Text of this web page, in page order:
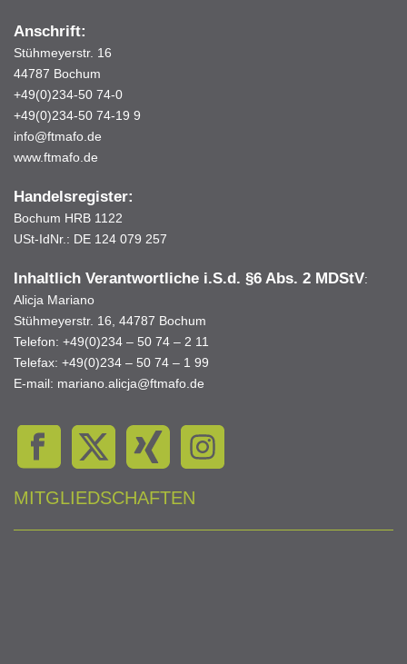
Anschrift:
Stühmeyerstr. 16
44787 Bochum
+49(0)234-50 74-0
+49(0)234-50 74-19 9
info@ftmafo.de
www.ftmafo.de
Handelsregister:
Bochum HRB 1122
USt-IdNr.: DE 124 079 257
Inhaltlich Verantwortliche i.S.d. §6 Abs. 2 MDStV:
Alicja Mariano
Stühmeyerstr. 16, 44787 Bochum
Telefon: +49(0)234 – 50 74 – 2 11
Telefax: +49(0)234 – 50 74 – 1 99
E-mail: mariano.alicja@ftmafo.de
MITGLIEDSCHAFTEN